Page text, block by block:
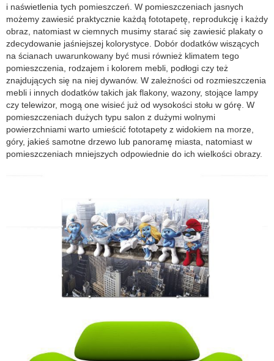
i naświetlenia tych pomieszczeń. W pomieszczeniach jasnych
możemy zawiesić praktycznie każdą fototapetę, reprodukcję i każdy
obraz, natomiast w ciemnych musimy starać się zawiesić plakaty o
zdecydowanie jaśniejszej kolorystyce. Dobór dodatków wiszących
na ścianach uwarunkowany być musi również klimatem tego
pomieszczenia, rodzajem i kolorem mebli, podłogi czy też
znajdujących się na niej dywanów. W zależności od rozmieszczenia
mebli i innych dodatków takich jak flakony, wazony, stojące lampy
czy telewizor, mogą one wisieć już od wysokości stołu w górę. W
pomieszczeniach dużych typu salon z dużymi wolnymi
powierzchniami warto umieścić fototapety z widokiem na morze,
góry, jakieś samotne drzewo lub panoramę miasta, natomiast w
pomieszczeniach mniejszych odpowiednie do ich wielkości obrazy.